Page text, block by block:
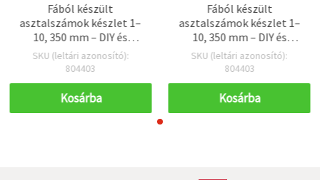
Fából készült
asztalszámok készlet 1–
10, 350 mm – DIY és
kreatív hobbi dekoráció
SKU (leltári azonosító):
804403
Kosárba
Fából készült
asztalszámok készlet 1–
10, 350 mm – DIY és
kreatív hobbi dekoráció
SKU (leltári azonosító):
804403
Kosárba